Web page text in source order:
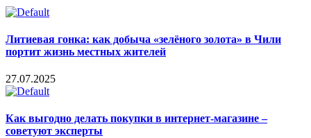
Литиевая гонка: как добыча «зелёного золота» в Чили
портит жизнь местных жителей
27.07.2025
Как выгодно делать покупки в интернет-магазине –
советуют эксперты